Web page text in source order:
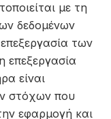
με τη
δεδομένων
των
επεξεργασία
είναι
στόχων που
εφαρμογή και